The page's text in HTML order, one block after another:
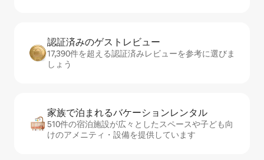
認証済みのゲ⁠ス⁠ト⁠レ⁠ビ⁠ュ⁠ー
17,390件を超える認証済みレビューを参考に選びま
しょう
家族で泊まれるバ⁠ケ⁠ー⁠シ⁠ョ⁠ンレ⁠ン⁠タ⁠ル
510件の宿泊施設が広々としたスペースや子ども向
けのアメニティ・設備を提供しています